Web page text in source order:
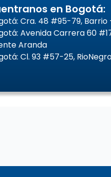
en Bogotá:
Cra. 48 #95-79,
Avenida Carrera 60
Aranda
Cl. 93 #57-25,